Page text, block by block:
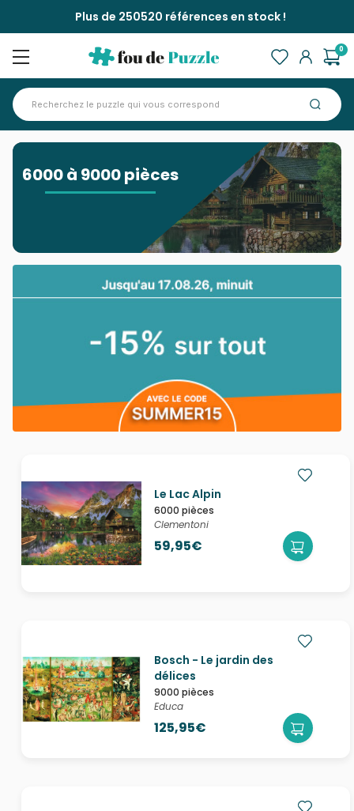
Plus de 250520 références en stock !
0
6000 à 9000 pièces
Le Lac Alpin
6000 pièces
Clementoni
59,95€
Bosch - Le jardin des
délices
9000 pièces
Educa
125,95€